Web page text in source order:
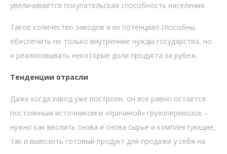
увеличивается покупательская способность населения.
Такое количество заводов и их потенциал способны
обеспечить не только внутренние нужды государства, но
и реализовывать некоторые доли продукта за рубеж.
Тенденции отрасли
Даже когда завод уже построен, он всё равно остается
постоянным источником и «причиной» грузоперевозок –
нужно как ввозить снова и снова сырьё и комплектующие,
так и вывозить готовый продукт для продажи у себя на